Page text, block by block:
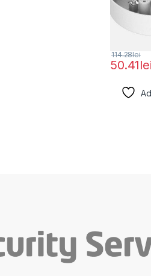
50.41lei
114.28lei